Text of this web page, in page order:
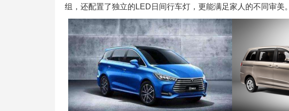
组，还配置了独立的LED日间行车灯，更能满足家人的不同审美。